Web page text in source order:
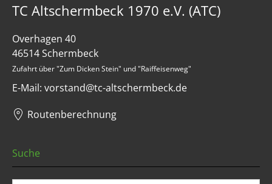
TC Altschermbeck 1970 e.V. (ATC)
Overhagen 40
46514 Schermbeck
Zufahrt über "Zum Dicken Stein" und "Raiffeisenweg"
E-Mail: vorstand@tc-altschermbeck.de
Routenberechnung
Suche